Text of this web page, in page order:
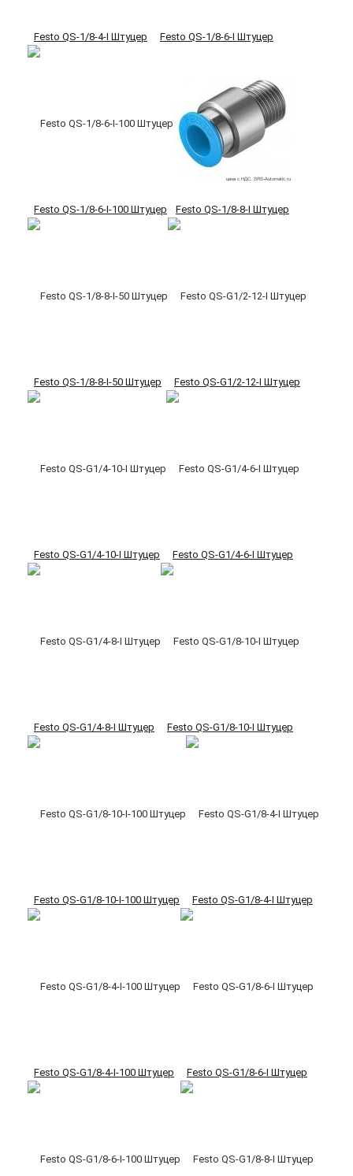
Festo QS-1/8-4-I Штуцер Festo QS-1/8-6-I Штуцер
Festo QS-1/8-6-I-100 Штуцер Festo QS-1/8-8-I Штуцер
Festo QS-1/8-8-I-50 Штуцер Festo QS-G1/2-12-I Штуцер
Festo QS-G1/4-10-I Штуцер Festo QS-G1/4-6-I Штуцер
Festo QS-G1/4-8-I Штуцер Festo QS-G1/8-10-I Штуцер
Festo QS-G1/8-10-I-100 Штуцер Festo QS-G1/8-4-I Штуцер
Festo QS-G1/8-4-I-100 Штуцер Festo QS-G1/8-6-I Штуцер